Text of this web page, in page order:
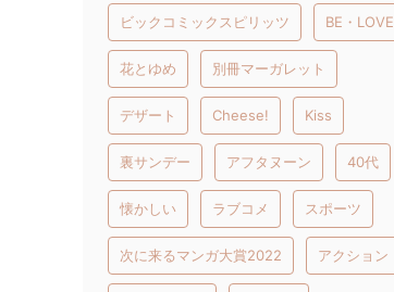
ビックコミックスピリッツ BE・LOVE
花とゆめ 別冊マーガレット
デザート Cheese! Kiss
裏サンデー アフタヌーン 40代
懐かしい ラブコメ スポーツ
次に来るマンガ大賞2022 アクション